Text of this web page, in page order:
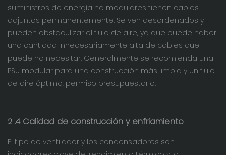
suministros de energía no modulares tienen cables
adjuntos permanentemente. Se ven desordenados y
pueden obstaculizar el flujo de aire, ya que puede haber
una cantidad innecesariamente alta de cables que
puede no necesitar. Generalmente se recomienda una
PSU modular para una construcción más limpia y un flujo
de aire óptimo, permiso presupuestario.
2 .4 Calidad de construcción y enfriamiento
El tipo de ventilador y los condensadores son